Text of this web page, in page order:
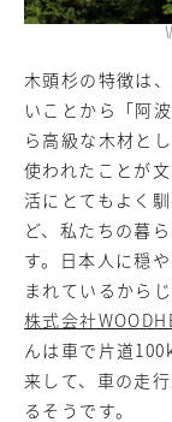
木頭杉の特徴は
いことから「阿
ら高級な木材と
使われたことが
活にとてもよく
ど、私たちの暮
す。日本人に穏
まれているから
株式会社
んは車で片道
来して、車の走
るそうです。